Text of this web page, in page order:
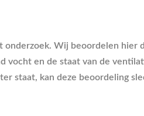
onderzoek. Wij beoordelen hier
vocht en de staat van de
staat, kan deze beoordeling